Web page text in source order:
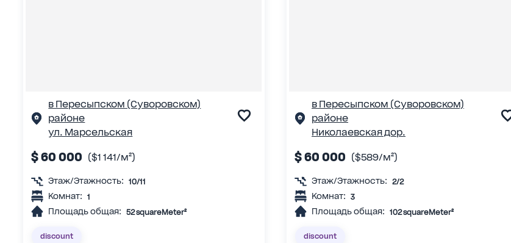
в Пересыпском (Суворовском)
районе
ул. Марсельская
$ 60 000 ($1 141/м²)
Этаж/Этажность: 10/11
Комнат: 1
Площадь общая: 52 squareMeter²
discount
в Пересыпском (Суворовском)
районе
Николаевская дор.
$ 60 000 ($589/м²)
Этаж/Этажность: 2/2
Комнат: 3
Площадь общая: 102 squareMeter²
discount